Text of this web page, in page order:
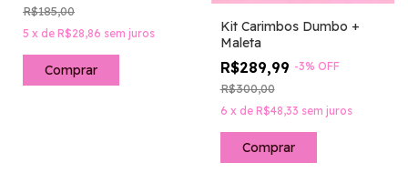
R$185,00
5 x de R$28,86 sem juros
Comprar
Kit Carimbos Dumbo +
Maleta
R$289,99 -3% OFF
R$300,00
6 x de R$48,33 sem juros